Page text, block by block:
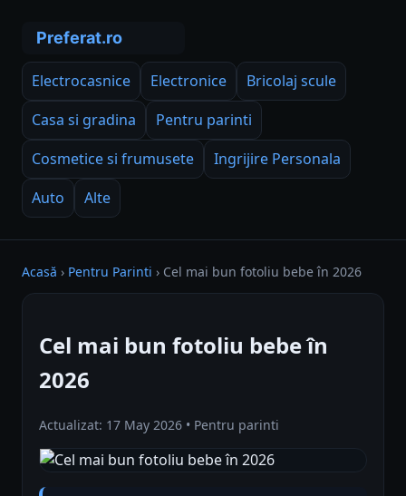
Electrocasnice Electronice
Bricolaj scule
Casa si gradina
Pentru parinti
Cosmetice si frumusete
Ingrijire Personala
Auto
Alte
Acasă › Pentru Parinti › Cel mai bun fotoliu bebe în 2026
Cel mai bun fotoliu bebe în
2026
Actualizat: 17 May 2026 • Pentru parinti